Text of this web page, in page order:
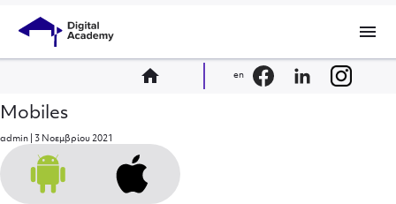
menu
home en
Mobiles
admin 3 Νοεμβρίου 2021